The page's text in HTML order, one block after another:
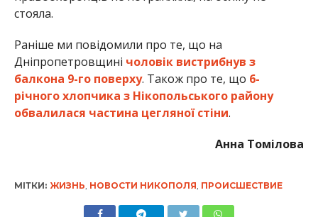
стояла.
Раніше ми повідомили про те, що на
Дніпропетровщині чоловік вистрибнув з
балкона 9-го поверху. Також про те, що 6-
річного хлопчика з Нікопольського району
обвалилася частина цегляної стіни.
Анна Томілова
МІТКИ: ЖИЗНЬ НОВОСТИ НИКОПОЛЯ ПРОИСШЕСТВИЕ